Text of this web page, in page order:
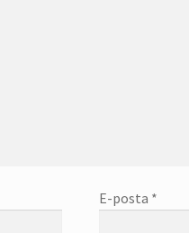
E-posta *